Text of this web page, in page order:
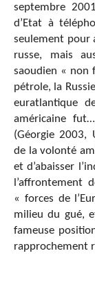
septembre
d’Etat à
seulement pour
russe, mais
saoudien « non
pétrole, la
euratlantique
américaine
(Géorgie 2003,
de la volonté
et d’abaisser
l’affrontement
« forces de
milieu du gué,
fameuse
rapprochement